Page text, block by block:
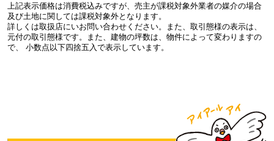
上記表示価格は消費税込みですが、売主が課税対象外業者の媒介の場合
及び土地に関しては課税対象外となります。
詳しくは取扱店にいお問い合わせください。また、取引態様の表示は、
元付の取引態様です。また、建物の坪数は、物件によって変わりますの
で、 小数点以下四捨五入で表示しています。